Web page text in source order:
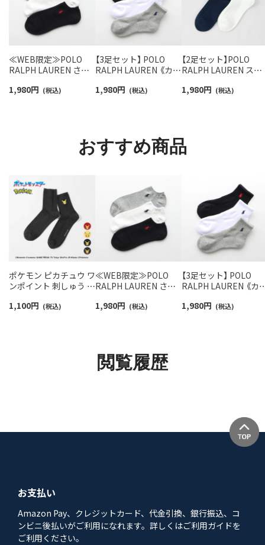
≪WEB限定≫POLO
RALPH LAUREN さら
スニーカー丈ソックス
1,980円 (税込)
【3足セット】 POLO
RALPH LAUREN 《カラ
ンポイントソックス シ
1,980円 (税込)
【2足セット】POLO
RALPH LAUREN スタ
ロベア オーガニック
1,980円 (税込)
おすすめ商品
ポケモン ピカチュウ ワ
ンポイント 刺しゅう リ
ジュアル メンズ
1,100円 (税込)
≪WEB限定≫POLO
RALPH LAUREN さら
スニーカー丈ソックス
1,980円 (税込)
【3足セット】 POLO
RALPH LAUREN 《カ
ンポイントソックス
1,980円 (税込)
閲覧履歴
お支払い
Amazon Pay、クレジットカード、代金引換、銀行振込、コ
ンビニ後払いがご利用になれます。詳しくはご利用ガイドを
ご利用ください。